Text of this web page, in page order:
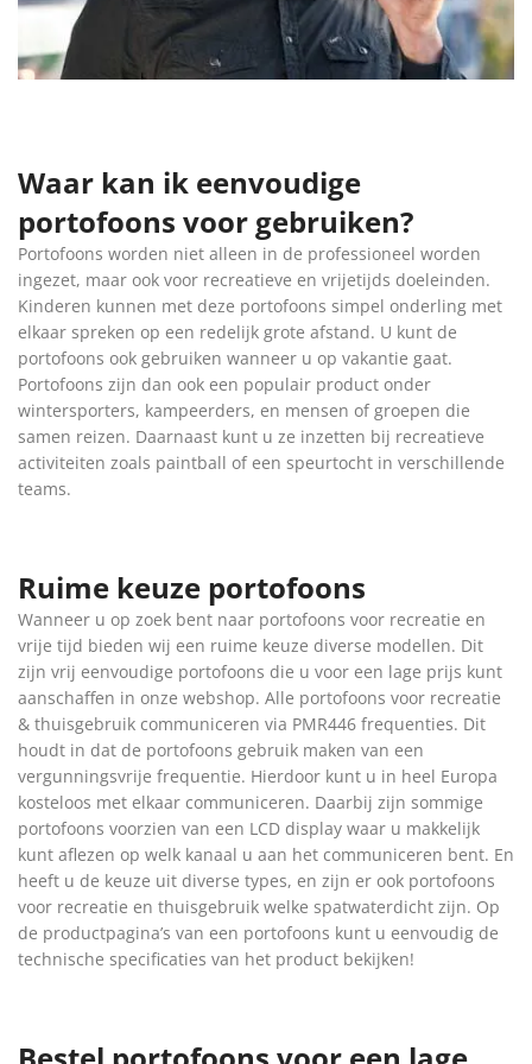
Waar kan ik eenvoudige
portofoons voor gebruiken?
Portofoons worden niet alleen in de professioneel worden
ingezet, maar ook voor recreatieve en vrijetijds doeleinden.
Kinderen kunnen met deze portofoons simpel onderling met
elkaar spreken op een redelijk grote afstand. U kunt de
portofoons ook gebruiken wanneer u op vakantie gaat.
Portofoons zijn dan ook een populair product onder
wintersporters, kampeerders, en mensen of groepen die
samen reizen. Daarnaast kunt u ze inzetten bij recreatieve
activiteiten zoals paintball of een speurtocht in verschillende
teams.
Ruime keuze portofoons
Wanneer u op zoek bent naar portofoons voor recreatie en
vrije tijd bieden wij een ruime keuze diverse modellen. Dit
zijn vrij eenvoudige portofoons die u voor een lage prijs kunt
aanschaffen in onze webshop. Alle portofoons voor recreatie
& thuisgebruik communiceren via PMR446 frequenties. Dit
houdt in dat de portofoons gebruik maken van een
vergunningsvrije frequentie. Hierdoor kunt u in heel Europa
kosteloos met elkaar communiceren. Daarbij zijn sommige
portofoons voorzien van een LCD display waar u makkelijk
kunt aflezen op welk kanaal u aan het communiceren bent. En
heeft u de keuze uit diverse types, en zijn er ook portofoons
voor recreatie en thuisgebruik welke spatwaterdicht zijn. Op
de productpagina’s van een portofoons kunt u eenvoudig de
technische specificaties van het product bekijken!